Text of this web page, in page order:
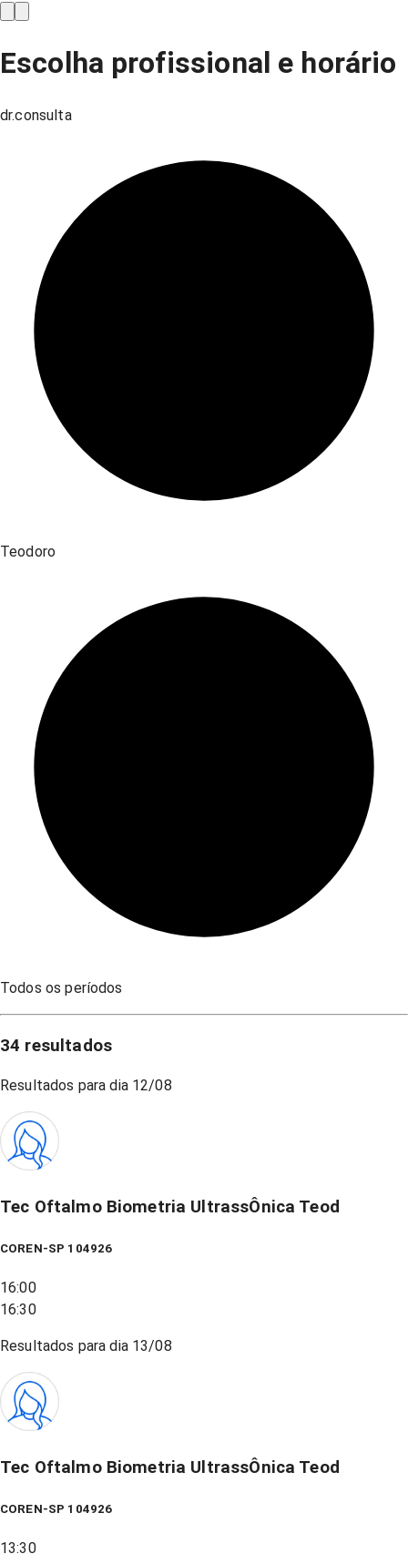
Escolha profissional e horário
dr.consulta
Teodoro
Todos os períodos
34 resultados
Resultados para dia 12/08
Tec Oftalmo Biometria UltrassÔnica Teod
COREN-SP 104926
16:00
16:30
Resultados para dia 13/08
Tec Oftalmo Biometria UltrassÔnica Teod
COREN-SP 104926
13:30